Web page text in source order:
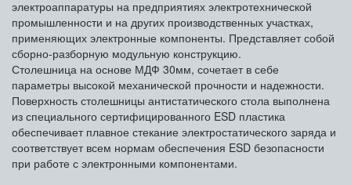
электроаппаратуры на предприятиях электротехнической
промышленности и на других производственных участках,
применяющих электронные компоненты. Представляет собой
сборно-разборную модульную конструкцию.
Столешница на основе МДФ 30мм, сочетает в себе
параметры высокой механической прочности и надежности.
Поверхность столешницы антистатического стола выполнена
из специального сертифицированного ESD пластика
обеспечивает плавное стекание электростатического заряда и
соответствует всем нормам обеспечения ESD безопасности
при работе с электронными компонентами.